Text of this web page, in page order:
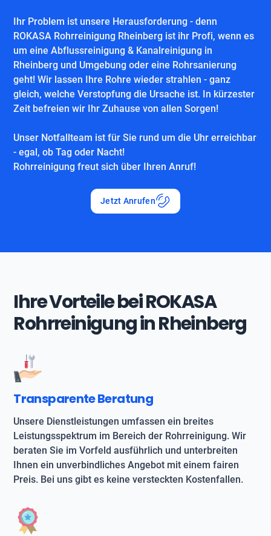
Ihr Problem ist unsere Herausforderung - denn
ROKASA Rohrreinigung Rheinberg ist ihr Profi, wenn es
um eine Abflussreinigung & Kanalreinigung in
Rheinberg und Umgebung oder eine Rohrsanierung
geht! Wir lassen Ihre Rohre wieder strahlen - ganz
gleich, welche Verstopfung die Ursache ist. In kürzester
Zeit befreien wir Ihr Zuhause von allen Sorgen!
Unser Notfallteam ist für Sie rund um die Uhr erreichbar
- egal, ob Tag oder Nacht!
Rohrreinigung freut sich über Ihren Anruf!
Jetzt Anrufen
Ihre Vorteile bei ROKASA
Rohrreinigung in Rheinberg
Transparente Beratung
Unsere Dienstleistungen umfassen ein breites
Leistungsspektrum im Bereich der Rohrreinigung. Wir
beraten Sie im Vorfeld ausführlich und unterbreiten
Ihnen ein unverbindliches Angebot mit einem fairen
Preis. Bei uns gibt es keine versteckten Kostenfallen.